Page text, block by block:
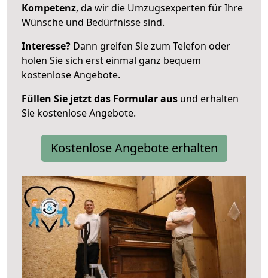
Kompetenz, da wir die Umzugsexperten für Ihre
Wünsche und Bedürfnisse sind.
Interesse? Dann greifen Sie zum Telefon oder
holen Sie sich erst einmal ganz bequem
kostenlose Angebote.
Füllen Sie jetzt das Formular aus und erhalten
Sie kostenlose Angebote.
Kostenlose Angebote erhalten